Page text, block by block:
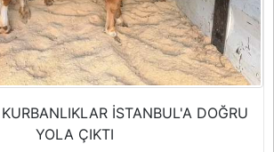
İSTANBUL'A DOĞRU
YOLA ÇIKTI